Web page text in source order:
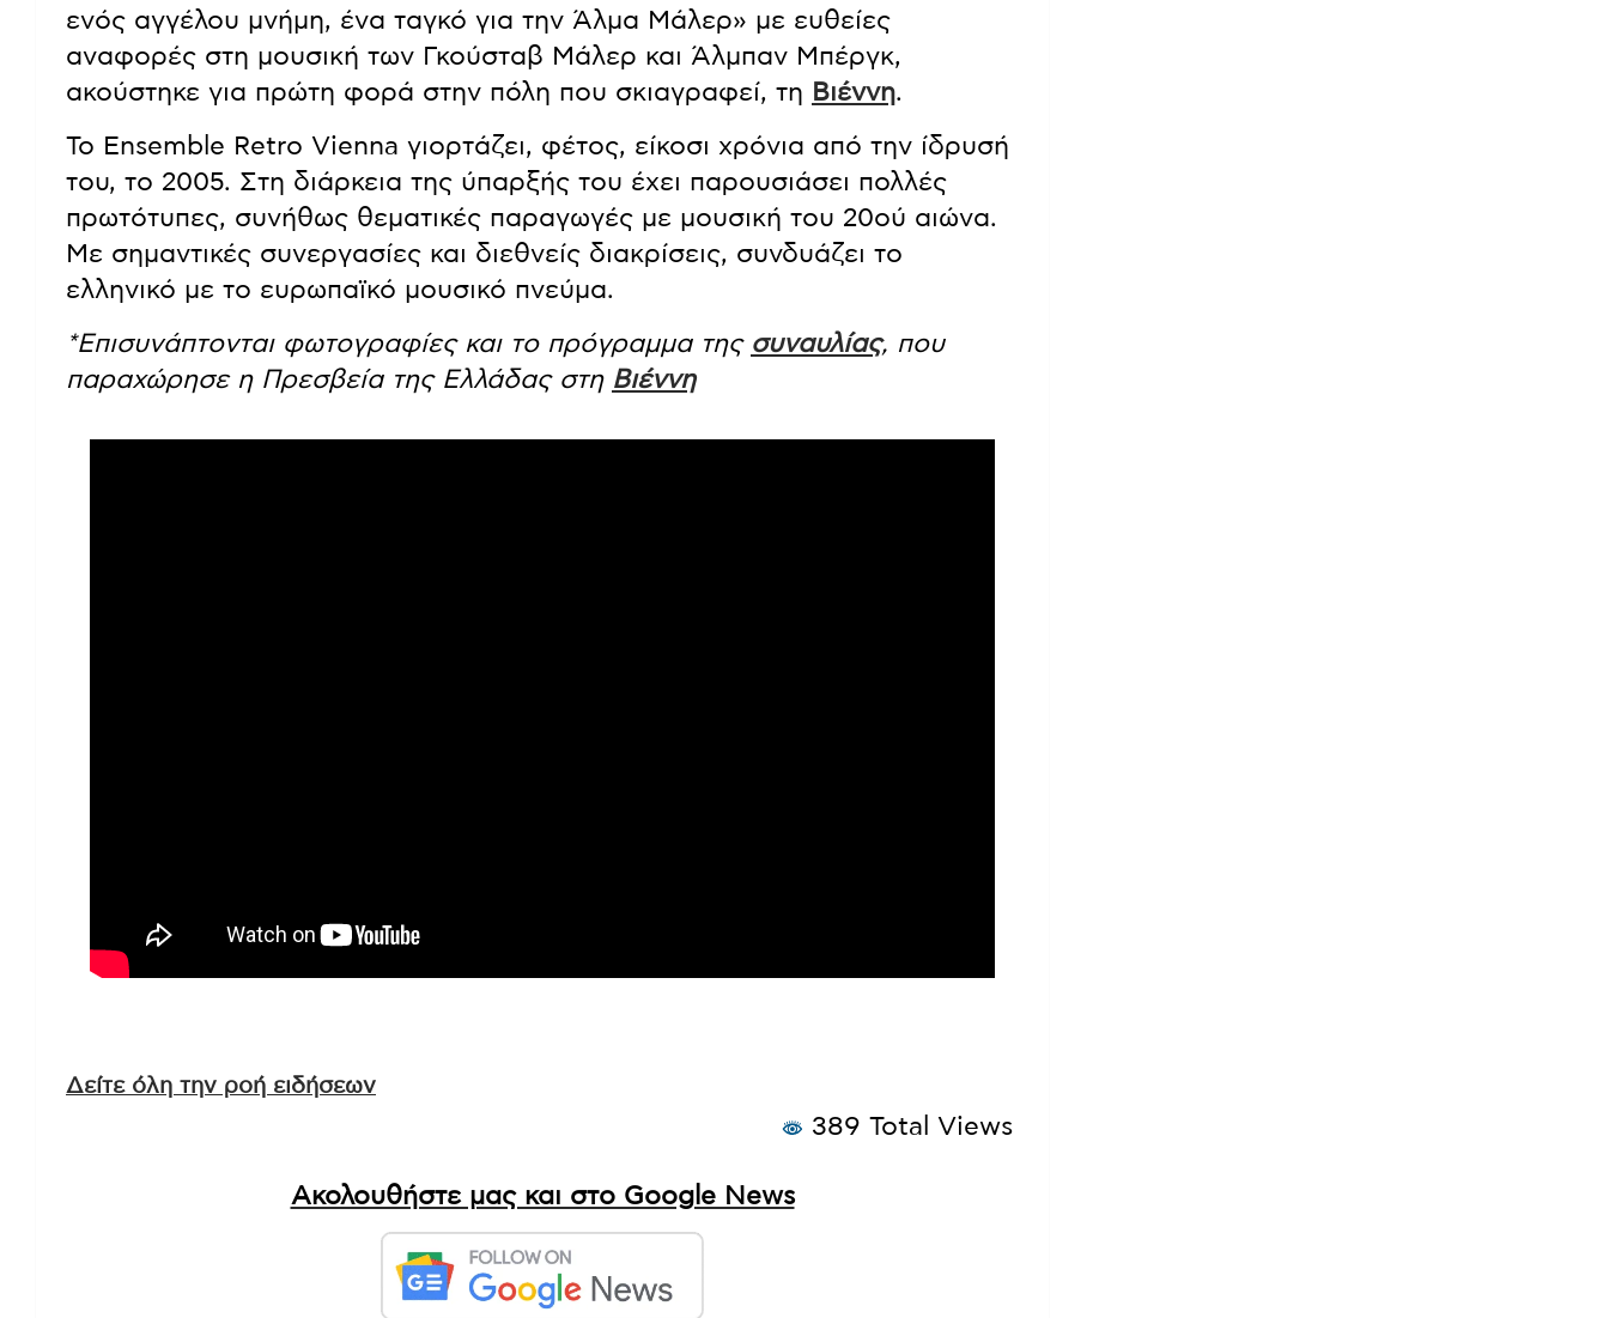
ενός αγγέλου μνήμη, ένα ταγκό για την Άλμα Μάλερ» με ευθείες
αναφορές στη μουσική των Γκούσταβ Μάλερ και Άλμπαν Μπέργκ,
ακούστηκε για πρώτη φορά στην πόλη που σκιαγραφεί, τη Βιέννη.
Το Ensemble Retro Vienna γιορτάζει, φέτος, είκοσι χρόνια από την ίδρυσή
του, το 2005. Στη διάρκεια της ύπαρξής του έχει παρουσιάσει πολλές
πρωτότυπες, συνήθως θεματικές παραγωγές με μουσική του 20ού αιώνα.
Με σημαντικές συνεργασίες και διεθνείς διακρίσεις, συνδυάζει το
ελληνικό με το ευρωπαϊκό μουσικό πνεύμα.
*Επισυνάπτονται φωτογραφίες και το πρόγραμμα της συναυλίας, που
παραχώρησε η Πρεσβεία της Ελλάδας στη Βιέννη
Δείτε όλη την ροή ειδήσεων
389 Total Views
Ακολουθήστε μας και στο Google News